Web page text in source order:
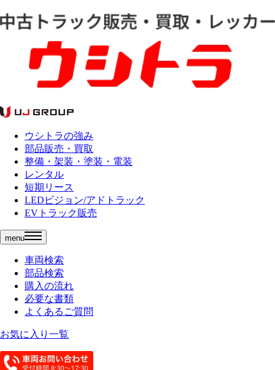
ウシトラの強み
部品販売・買取
整備・架装・塗装・電装
レンタル
短期リース
LEDビジョン/アドトラック
EVトラック販売
menu
車両検索
部品検索
購入の流れ
必要な書類
よくあるご質問
お気に入り一覧